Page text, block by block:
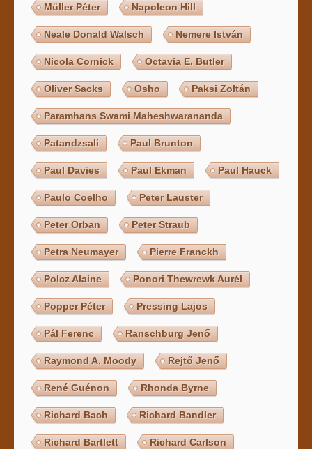
Müller Péter Napoleon Hill
Neale Donald Walsch Nemere István
Nicola Cornick Octavia E. Butler
Oliver Sacks Osho Paksi Zoltán
Paramhans Swami Maheshwarananda
Patandzsali Paul Brunton
Paul Davies Paul Ekman Paul Hauck
Paulo Coelho Peter Lauster
Peter Orban Peter Straub
Petra Neumayer Pierre Franckh
Polcz Alaine Ponori Thewrewk Aurél
Popper Péter Pressing Lajos
Pál Ferenc Ranschburg Jenő
Raymond A. Moody Rejtő Jenő
René Guénon Rhonda Byrne
Richard Bach Richard Bandler
Richard Bartlett Richard Carlson